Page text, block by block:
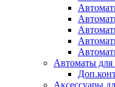
Автоматы для
Аксессуары